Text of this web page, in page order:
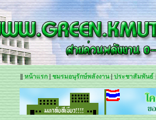
||หน้าแรก| ชมรมอนุรักษ์พลังงาน| ประชาสัมพันธ์